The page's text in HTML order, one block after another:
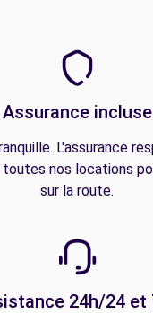
Assurance incluse
L'assurance
nos locations
sur la route.
24h/24 et